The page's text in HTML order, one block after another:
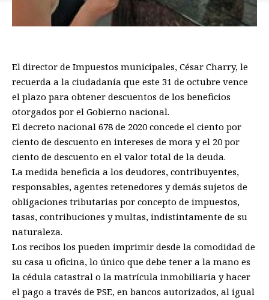
El director de Impuestos municipales, César Charry, le
recuerda a la ciudadanía que este 31 de octubre vence
el plazo para obtener descuentos de los beneficios
otorgados por el Gobierno nacional.
El decreto nacional 678 de 2020 concede el ciento por
ciento de descuento en intereses de mora y el 20 por
ciento de descuento en el valor total de la deuda.
La medida beneficia a los deudores, contribuyentes,
responsables, agentes retenedores y demás sujetos de
obligaciones tributarias por concepto de impuestos,
tasas, contribuciones y multas, indistintamente de su
naturaleza.
Los recibos los pueden imprimir desde la comodidad de
su casa u oficina, lo único que debe tener a la mano es
la cédula catastral o la matrícula inmobiliaria y hacer
el pago a través de PSE, en bancos autorizados, al igual